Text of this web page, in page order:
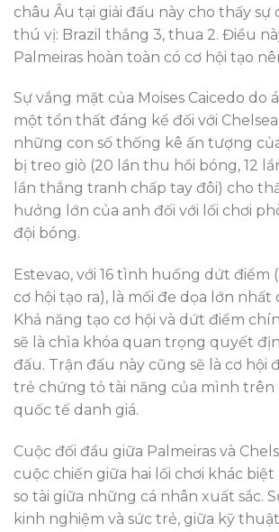
châu Âu tại giải đấu này cho thấy sự
thú vị: Brazil thắng 3, thua 2. Điều
Palmeiras hoàn toàn có cơ hội tạo
Sự vắng mặt của Moises Caicedo do
một tổn thất đáng kể đối với
những con số thống kê ấn tượng
bị treo giò (20 lần thu hồi bóng, 12
lần thắng tranh chấp tay đôi) cho
hưởng lớn của anh đối với lối chơi
đội bóng.
Estevao, với 16 tình huống dứt điểm
cơ hội tạo ra), là mối đe dọa lớn nhất
Khả năng tạo cơ hội và dứt điểm
sẽ là chìa khóa quan trọng quyết
đấu. Trận đấu này cũng sẽ là cơ hội
trẻ chứng tỏ tài năng của mình
quốc tế danh giá.
Cuộc đối đầu giữa Palmeiras và
cuộc chiến giữa hai lối chơi khác
so tài giữa những cá nhân xuất sắc.
kinh nghiệm và sức trẻ, giữa kỹ